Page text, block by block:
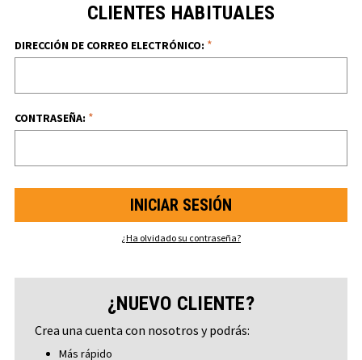
CLIENTES HABITUALES
DIRECCIÓN DE CORREO ELECTRÓNICO: *
CONTRASEÑA: *
¿Ha olvidado su contraseña?
¿NUEVO CLIENTE?
Crea una cuenta con nosotros y podrás:
Más rápido